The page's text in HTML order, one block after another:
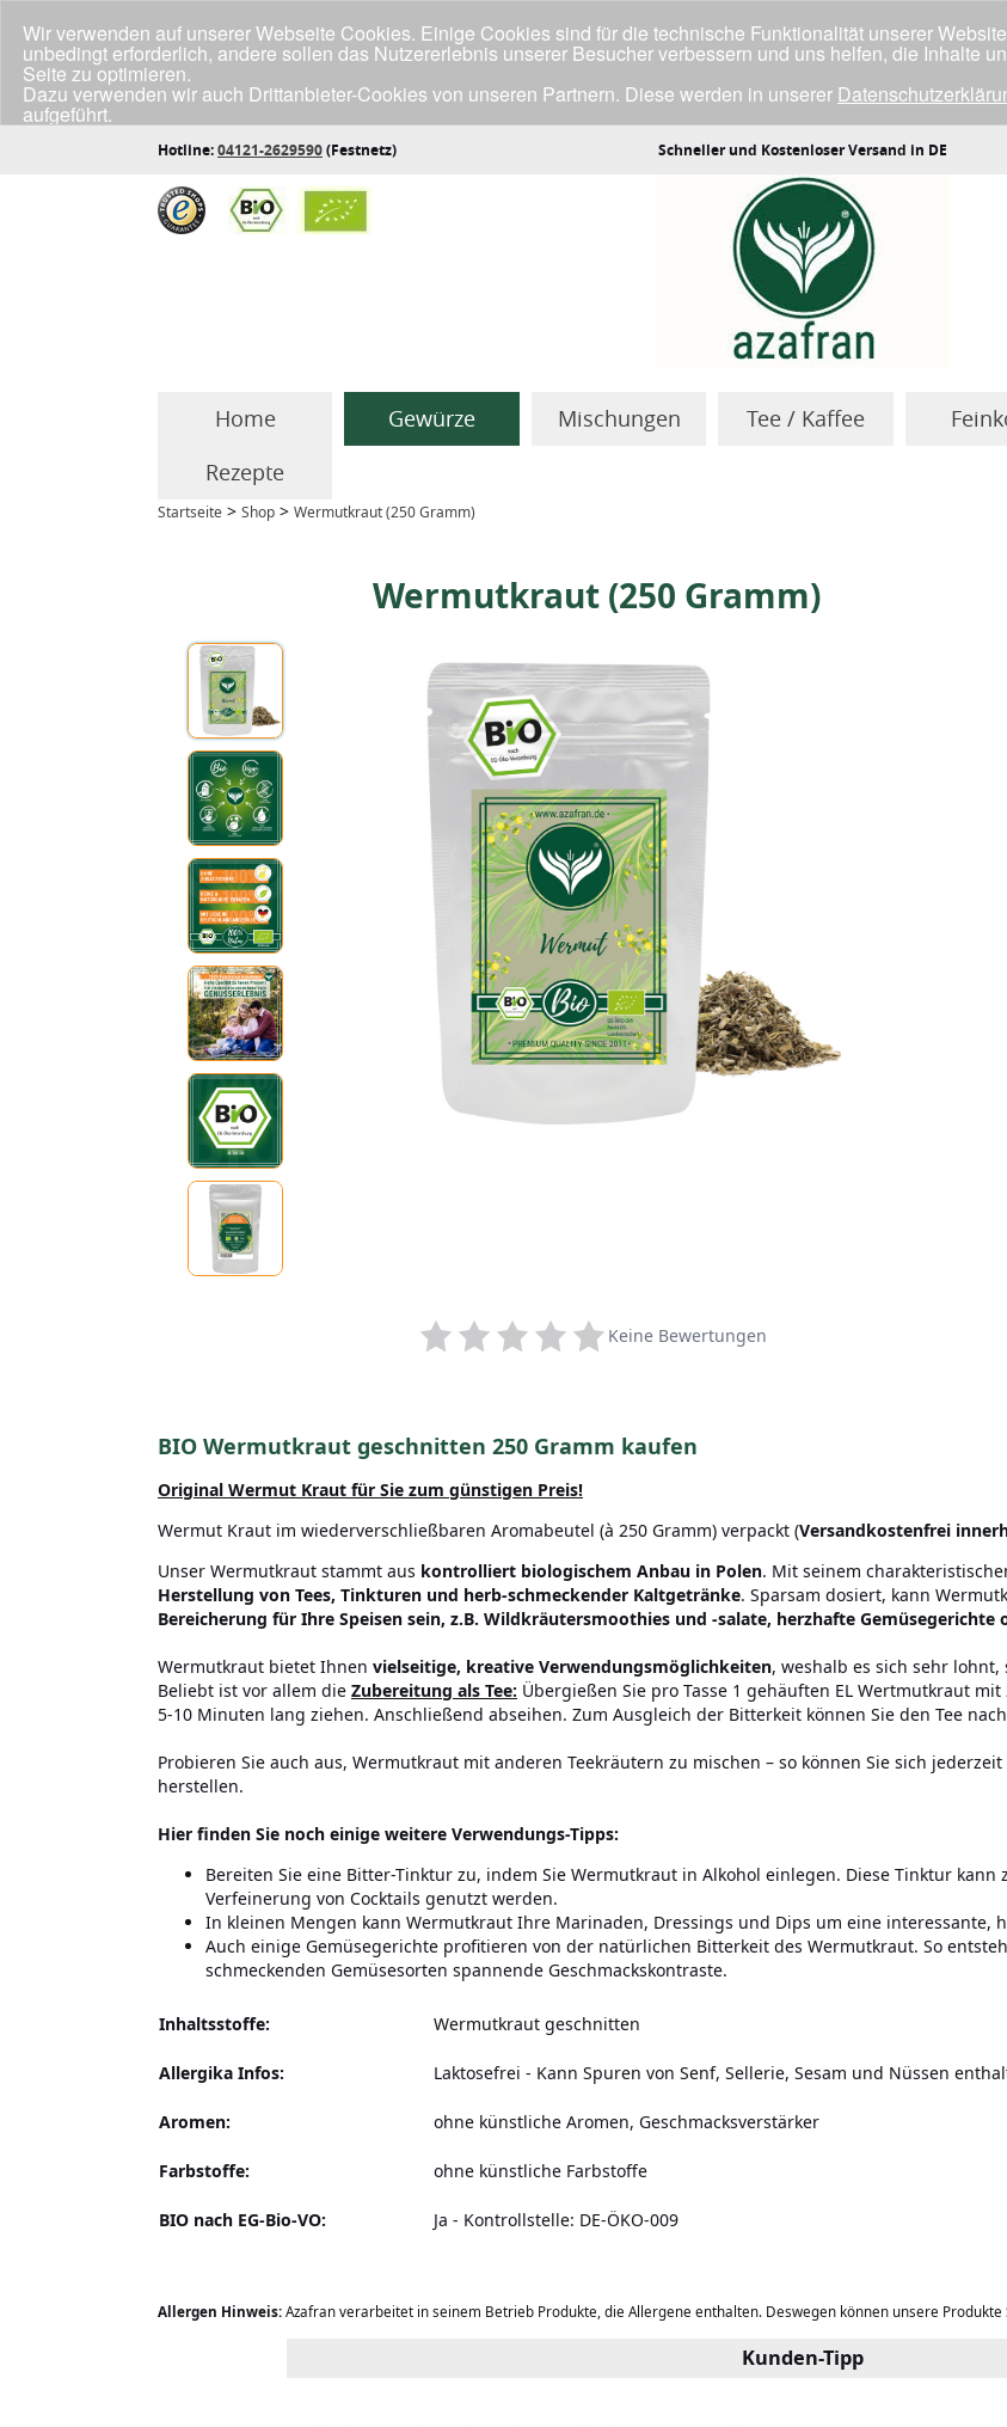
Hotline:04121-2629590(Festnetz) Schneller und Kostenloser Versand in DE
Home Gewürze Mischungen Tee / Kaffee
Rezepte
Startseite > Shop > Wermutkraut (250 Gramm)
Wermutkraut (250 Gramm)
Keine Bewertungen
BIO Wermutkraut geschnitten 250 Gramm kaufen
Original Wermut Kraut für Sie zum günstigen Preis!
Wermut Kraut im wiederverschließbaren Aromabeutel (à 250 Gramm) verpackt (Versandkostenfrei
Unser Wermutkraut stammt aus kontrolliert biologischem Anbau in Polen. Mit seinem
Herstellung von Tees, Tinkturen und herb-schmeckender Kaltgetränke. Sparsam dosiert, kann
Bereicherung für Ihre Speisen sein, z.B. Wildkräutersmoothies und -salate, herzhafte Gemüsegerichte
Wermutkraut bietet Ihnen vielseitige, kreative Verwendungsmöglichkeiten, weshalb es sich sehr
Beliebt ist vor allem die Zubereitung als Tee: Übergießen Sie pro Tasse 1 gehäuften EL Wertmutkraut
5-10 Minuten lang ziehen. Anschließend abseihen. Zum Ausgleich der Bitterkeit können Sie den Tee
Probieren Sie auch aus, Wermutkraut mit anderen Teekräutern zu mischen – so können Sie sich
herstellen.
Hier finden Sie noch einige weitere Verwendungs-Tipps:
Bereiten Sie eine Bitter-Tinktur zu, indem Sie Wermutkraut in Alkohol einlegen. Diese Tinktur kann
Verfeinerung von Cocktails genutzt werden.
In kleinen Mengen kann Wermutkraut Ihre Marinaden, Dressings und Dips um eine interessante,
Auch einige Gemüsegerichte profitieren von der natürlichen Bitterkeit des Wermutkraut. So
schmeckenden Gemüsesorten spannende Geschmackskontraste.
Inhaltsstoffe: Wermutkraut geschnitten
Allergika Infos: Laktosefrei - Kann Spuren von Senf, Sellerie, Sesam und Nüssen
Aromen: ohne künstliche Aromen, Geschmacksverstärker
Farbstoffe: ohne künstliche Farbstoffe
BIO nach EG-Bio-VO: Ja - Kontrollstelle: DE-ÖKO-009
Allergen Hinweis: Azafran verarbeitet in seinem Betrieb Produkte, die Allergene enthalten. Deswegen können unsere Produkte
Kunden-Tipp
Wir verwenden auf unserer Webseite Cookies. Einige Cookies sind für die technische Funktionalität unserer Website
unbedingt erforderlich, andere sollen das Nutzererlebnis unserer Besucher verbessern und uns helfen, die Inhalte
Seite zu optimieren.
Dazu verwenden wir auch Drittanbieter-Cookies von unseren Partnern. Diese werden in unserer
aufgeführt.
Klicke unten auf "Annehmen", wenn du mit der Verwendung aller Cookies einverstanden bist.